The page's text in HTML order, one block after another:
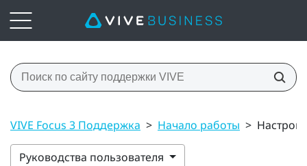
VIVE Focus 3 Поддержка > Начало работы >
Руководства пользователя